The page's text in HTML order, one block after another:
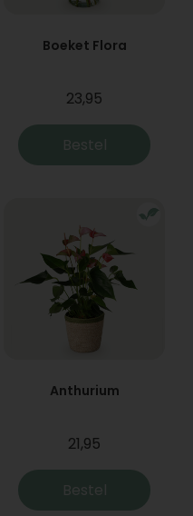
Boeket Flora
23,95
Bestel
Anthurium
21,95
Bestel